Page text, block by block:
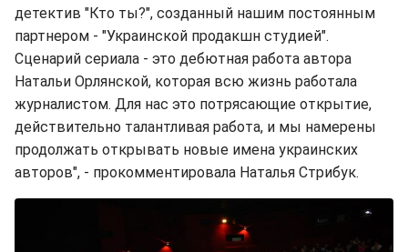
детектив "Кто ты?", созданный нашим постоянным
партнером - "Украинской продакшн студией".
Сценарий сериала - это дебютная работа автора
Натальи Орлянской, которая всю жизнь работала
журналистом. Для нас это потрясающие открытие,
действительно талантливая работа, и мы намерены
продолжать открывать новые имена украинских
авторов", - прокомментировала Наталья Стрибук.